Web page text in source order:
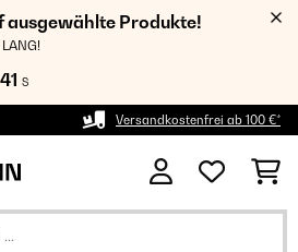
ausgewählte Produkte!
40 S
Versandkostenfrei ab 100 €*